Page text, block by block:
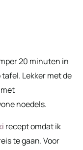
20 minuten in
Lekker met de
noedels.
recept omdat ik
te gaan. Voor